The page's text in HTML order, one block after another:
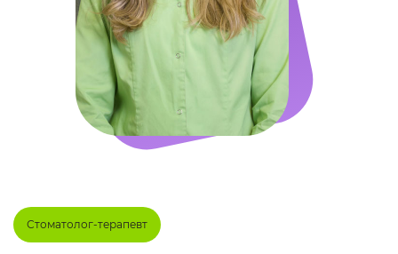
Стоматолог-терапевт